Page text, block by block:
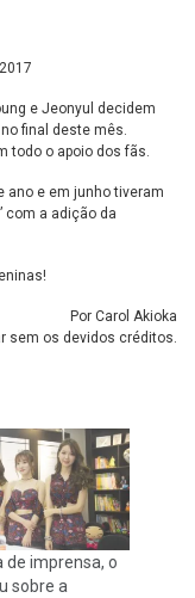
e Jeonyul decidem
final deste mês.
todo o apoio dos fãs.
ano e em junho tiveram
com a adição da
Por Carol Akioka
sem os devidos créditos.
de imprensa, o
sobre a